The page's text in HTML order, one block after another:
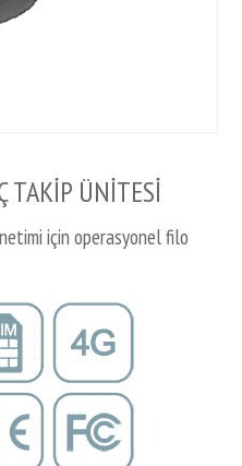
TAKİP ÜNİTESİ
için operasyonel filo